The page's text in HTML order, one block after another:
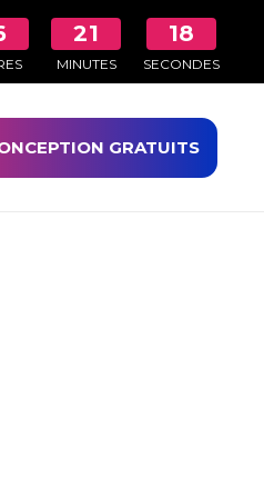
21
MINUTES
17
SECONDES
GRATUITS